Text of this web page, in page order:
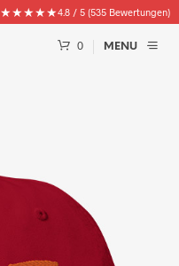
★★★★★4.8 / 5 (535 Bewertungen)
0 MENU